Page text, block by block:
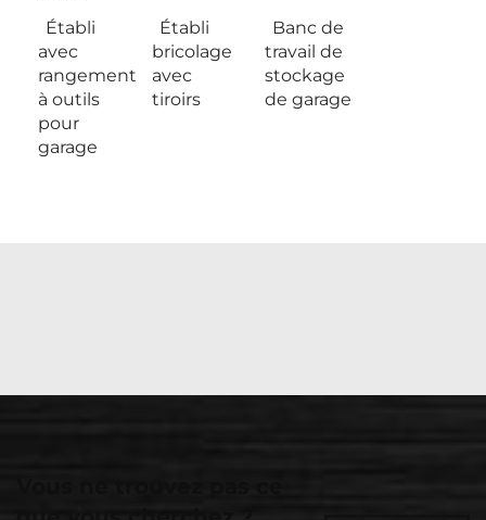
Établi
avec
rangement
à outils
pour
garage
Établi
bricolage
avec
tiroirs
Banc de
travail de
stockage
de garage